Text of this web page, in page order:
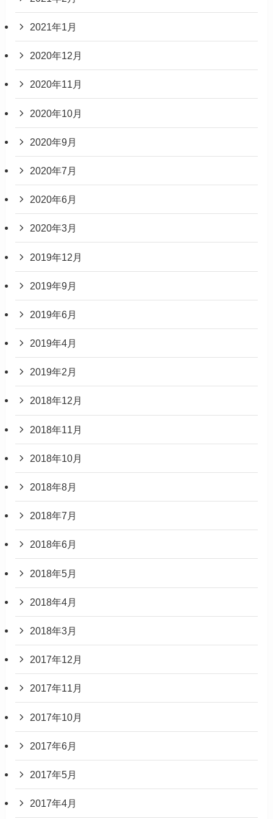
2021年1月
2020年12月
2020年11月
2020年10月
2020年9月
2020年7月
2020年6月
2020年3月
2019年12月
2019年9月
2019年6月
2019年4月
2019年2月
2018年12月
2018年11月
2018年10月
2018年8月
2018年7月
2018年6月
2018年5月
2018年4月
2018年3月
2017年12月
2017年11月
2017年10月
2017年6月
2017年5月
2017年4月